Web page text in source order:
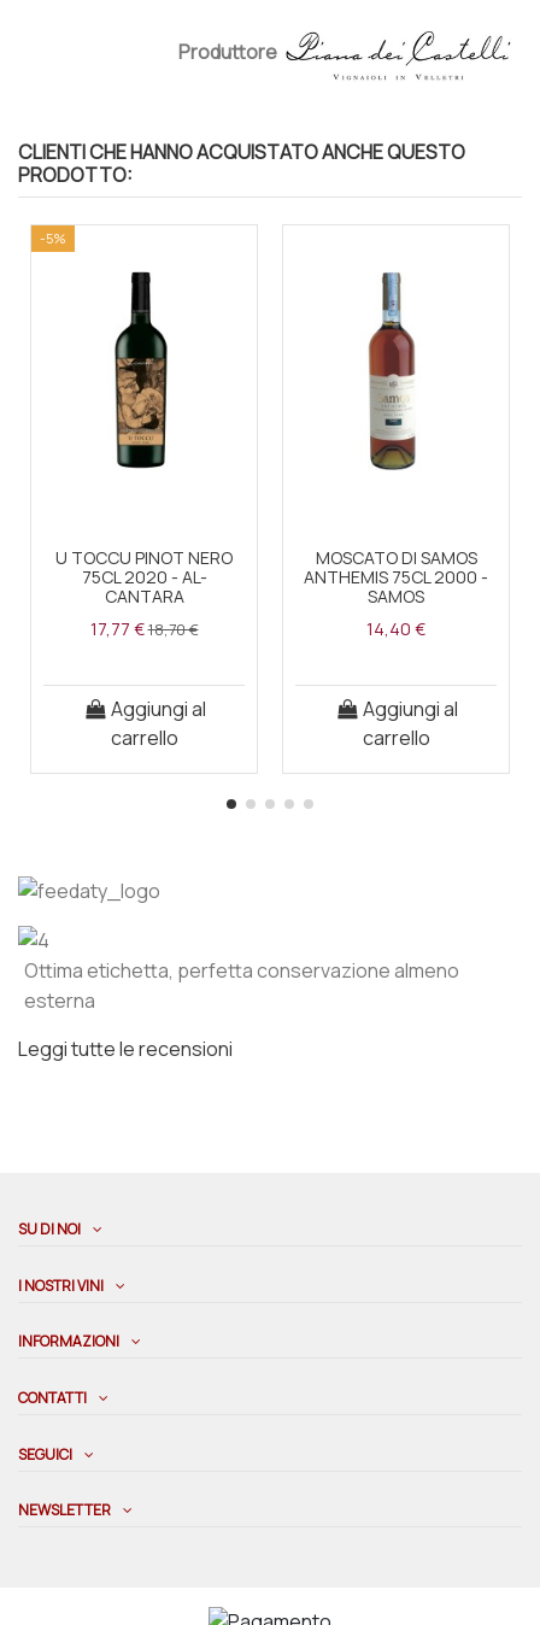
Produttore
CLIENTI CHE HANNO ACQUISTATO ANCHE QUESTO
PRODOTTO:
-5%
U TOCCU PINOT NERO
75CL 2020 - AL-
CANTARA
17,77 €18,70 €
Aggiungi al
carrello
MOSCATO DI SAMOS
ANTHEMIS 75CL 2000 -
SAMOS
14,40 €
Aggiungi al
carrello
Ottima etichetta, perfetta conservazione almeno
esterna
Leggi tutte le recensioni
SU DI NOI
I NOSTRI VINI
INFORMAZIONI
CONTATTI
SEGUICI
NEWSLETTER